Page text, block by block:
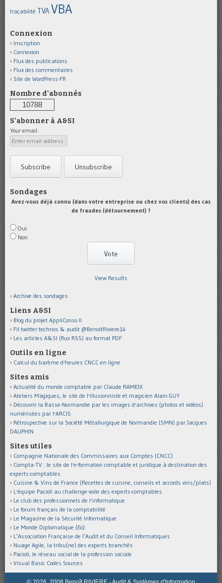
traçabilité TVA VBA
Connexion
Inscription
Connexion
Flux des publications
Flux des commentaires
Site de WordPress-FR
Nombre d'abonnés
10788
S'abonner à A&SI
Your email:
Sondages
Avez-vous déjà connu (dans votre entreprise ou chez vos clients) des cas
de fraudes (détournement) ?
Oui
Non
View Results
Archive des sondages
Liens A&SI
Blog du projet AppliConso II
Fil twitter technos & audit @BenoitRiviere14
Les articles A&SI (flux RSS) au format PDF
Outils en ligne
Calcul du barème d'heures CNCC en ligne
Sites amis
Actualité du monde comptable par Claude RAMEIX
Ateliers Magiques, le site de l'illusionniste et magicien Alain GUY
Découvrir la Basse-Normandie par les images d'archives (photos et vidéos)
numérisées par l'ARCIS
Rétrospective sur la Société Métallurgique de Normandie (SMN) par Jacques
DAUPHIN
Sites utiles
Compagnie Nationale des Commissaires aux Comptes (CNCC)
Compta-TV : le site de l'e-formation comptable et juridique à destination des
experts-comptables
Cuisine & Vins de France (Recettes de cuisine, conseils et accords vins/plats)
L'équipe Pacioli au challenge-voile des experts-comptables
Le club des professionnels de l'informatique
Le forum français de la comptabilité
Le Magazine de la Sécurité Informatique
Le Monde Diplomatique (Eo)
L’Association Française de l’Audit et du Conseil Informatiques
Nuage Agile, la tribu(ne) des experts branchés
Pacioli, le réseau social de la profession sociale
Visual Basic Codes Sources